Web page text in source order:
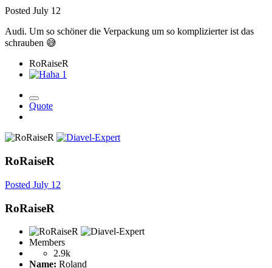
Posted July 12
Audi. Um so schöner die Verpackung um so komplizierter ist das
schrauben 😅
RoRaiseR
1
Quote
RoRaiseR
Posted July 12
RoRaiseR
Members
2.9k
Name: Roland